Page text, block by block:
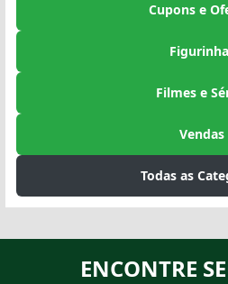
Cupons e
Filmes e
Vendas
Todas as
ENCONTRE